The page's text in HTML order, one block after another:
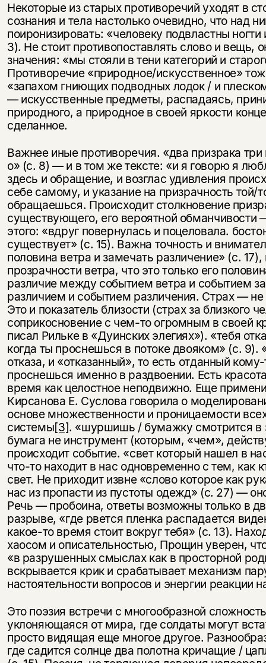
Некоторые из старых противоречий уходят в
сознания и тела настолько очевидно, что над
поиронизировать: «человеку подвластны
3). Не стоит противопоставлять слово и вещь,
значения: «мы стояли в тени категорий и
Противоречие «природное/искусственное»
«запахом гниющих подводных лодок / и
— искусственные предметы, распадаясь,
природного, а природное в своей яркости
сделанное.
Важнее иные противоречия. «два призрака
о» (с. 8) — и в том же тексте: «и я говорю я
здесь и обращение, и возглас удивления
себе самому, и указание на призрачность той/
обращаешься. Происходит столкновение
существующего, его вероятной обманчивости
этого: «вдруг повернулась и поцеловала.
существует» (с. 15). Важна точность и
половина ветра и замечать различение» (с.
прозрачности ветра, что это только его
различие между событием ветра и событием
различием и событием различения. Страх — не
Это и показатель близости (страх за близкого
соприкосновение с чем-то огромным в своей
писал Рильке в «Дуинских элегиях»). «тебя
когда ты проснешься в потоке двояком» (с. 9).
отказа, и «отказанный», то есть отданный
проснешься именно в раздвоении. Есть
время как целостное неподвижно. Еще
Кирсанова Е. Суслова говорила о
основе множественности и проницаемости
системы[3]. «шуршишь / бумажку смотрится в
бумага не инструмент (которым, «чем»,
происходит событие. «свет который нашел в
что-то находит в нас одновременно с тем, как
свет. Не приходит извне «слово которое как
нас из пропасти из пустоты одежд» (с. 27) —
Речь — пробоина, ответы возможны только в
разрыве, «где рвется пленка распадается
какое-то время стоит вокруг тебя» (с. 13).
хаосом и описательностью, Прощин уверен,
«в разрушенных смыслах как в просторной
вскрывается крик и срабатывает механизм
настоятельности вопросов и энергии реакции
Это поэзия встречи с многообразной
уклоняющаяся от мира, где солдаты могут
просто видящая еще многое другое.
где садится солнце два полотна кричащие /
Подписка на рассылку
Раз в неделю мы отправляем рассылку
о книгах и событиях «НЛО».
За подписку дарим промокод на
скидку 15%
Этой книги временно
нет в продаже.
Вы можете подписаться на
уведомления, и при поступлении книги
на склад получить письмо на указанный
электронный адрес.
Эта книга
не предназначена для